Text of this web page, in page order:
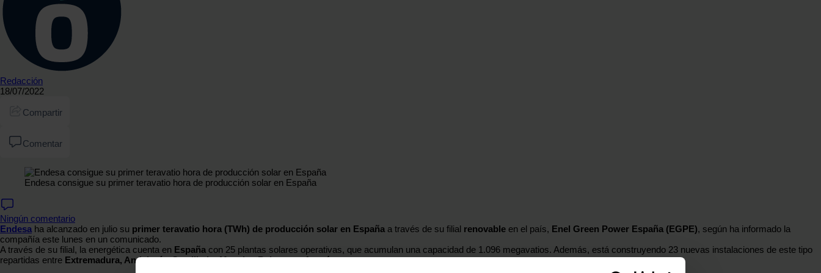
Redacción
18/07/2022
Compartir
Comentar
Endesa consigue su primer teravatio hora de producción solar en España
Ningún comentario
Endesa ha alcanzado en julio su primer teravatio hora (TWh) de producción solar en España a través de su filial renovable en el país, Enel Green Power España (EGPE), según ha informado la
compañía este lunes en un comunicado.
A través de su filial, la energética cuenta en España con 25 plantas solares operativas, que acumulan una capacidad de 1.096 megavatios. Además, está construyendo 23 nuevas instalaciones de este tipo
repartidas entre Extremadura, Andalucía, Castilla-La Mancha, Baleares y Aragón.